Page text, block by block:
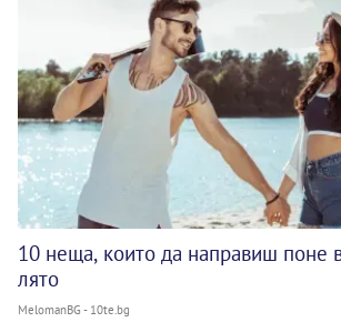
10 неща, които да направиш поне
лято
MelomanBG - 10te.bg